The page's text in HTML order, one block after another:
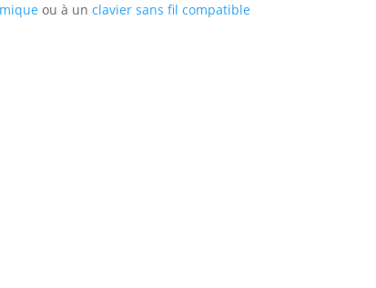
ou à unclavier sans fil compatible